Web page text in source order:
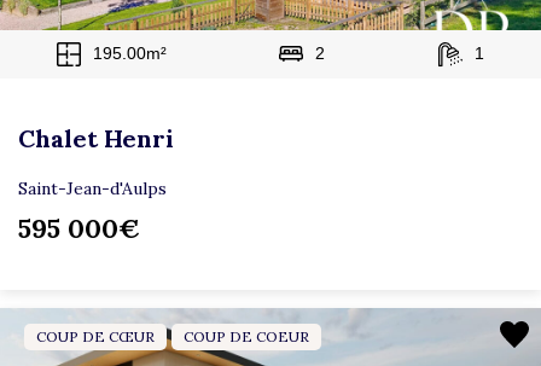
195.00m² 2 1
Chalet Henri
Saint-Jean-d'Aulps
595 000€
COUP DE CŒUR COUP DE COEUR